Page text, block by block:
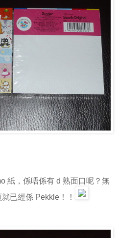
紙，係唔係有 d 熟面口呢？無
已經係 Pekkle！！